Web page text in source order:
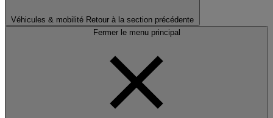
Véhicules & mobilité Retour à la section précédente
Fermer le menu principal